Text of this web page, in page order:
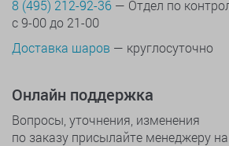
8 (495) 212-92-36 — Отдел по
с 9-00 до 21-00
Доставка шаров — круглосуточно
Онлайн поддержка
Вопросы, уточнения, изменения
по заказу присылайте менеджеру на